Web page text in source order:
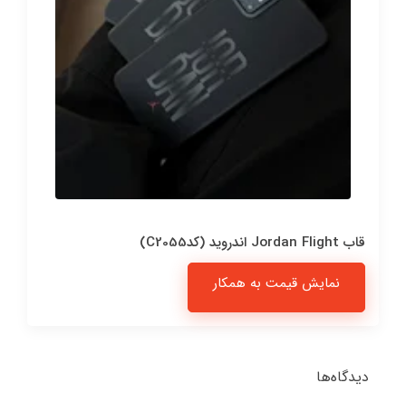
قاب Jordan Flight اندروید (کدC2055)
نمایش قیمت به همکار
دیدگاه‌ها